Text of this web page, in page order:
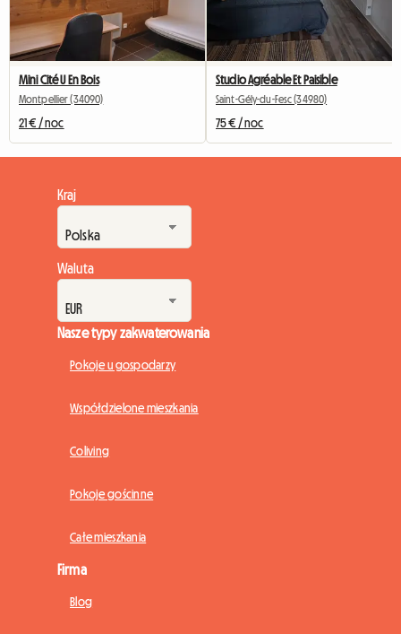
Mini Cité U En Bois
Montpellier (34090)
21 € / noc
Studio Agréable Et Paisible
Saint-Gély-du-Fesc (34980)
75 € / noc
Kraj
Waluta
Nasze typy zakwaterowania
Pokoje u gospodarzy
Współdzielone mieszkania
Coliving
Pokoje gościnne
Całe mieszkania
Firma
Blog